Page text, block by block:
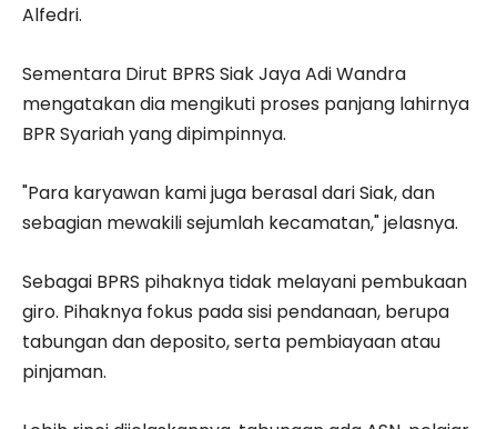
Alfedri.
Sementara Dirut BPRS Siak Jaya Adi Wandra
mengatakan dia mengikuti proses panjang lahirnya
BPR Syariah yang dipimpinnya.
"Para karyawan kami juga berasal dari Siak, dan
sebagian mewakili sejumlah kecamatan," jelasnya.
Sebagai BPRS pihaknya tidak melayani pembukaan
giro. Pihaknya fokus pada sisi pendanaan, berupa
tabungan dan deposito, serta pembiayaan atau
pinjaman.